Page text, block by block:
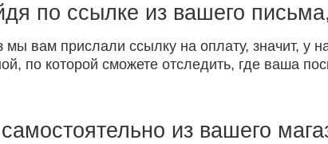
по ссылке из вашего
вам прислали ссылку на оплату, значит, у
по которой сможете отследить, где ваша
из вашего